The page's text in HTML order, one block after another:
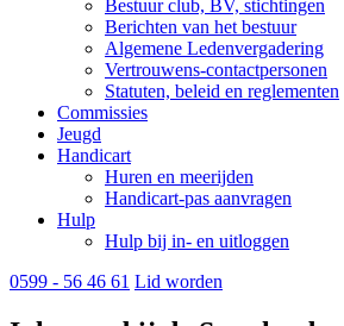
Bestuur club, BV, stichtingen
Berichten van het bestuur
Algemene Ledenvergadering
Vertrouwens-contactpersonen
Statuten, beleid en reglementen
Commissies
Jeugd
Handicart
Huren en meerijden
Handicart-pas aanvragen
Hulp
Hulp bij in- en uitloggen
0599 - 56 46 61 Lid worden